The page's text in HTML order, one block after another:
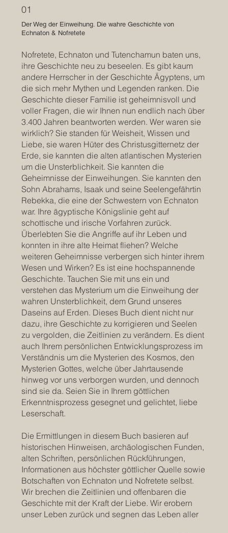
01
Der Weg der Einweihung. Die wahre Geschichte von
Echnaton & Nofretete
Nofretete, Echnaton und Tutenchamun baten uns,
ihre Geschichte neu zu beseelen. Es gibt kaum
andere Herrscher in der Geschichte Ägyptens, um
die sich mehr Mythen und Legenden ranken. Die
Geschichte dieser Familie ist geheimnisvoll und
voller Fragen, die wir Ihnen nun endlich nach über
3.400 Jahren beantworten werden. Wer waren sie
wirklich? Sie standen für Weisheit, Wissen und
Liebe, sie waren Hüter des Christusgitternetz der
Erde, sie kannten die alten atlantischen Mysterien
um die Unsterblichkeit. Sie kannten die
Geheimnisse der Einweihungen. Sie kannten den
Sohn Abrahams, Isaak und seine Seelengefährtin
Rebekka, die eine der Schwestern von Echnaton
war. Ihre ägyptische Königslinie geht auf
schottische und irische Vorfahren zurück.
Überlebten Sie die Angriffe auf ihr Leben und
konnten in ihre alte Heimat fliehen? Welche
weiteren Geheimnisse verbergen sich hinter ihrem
Wesen und Wirken? Es ist eine hochspannende
Geschichte. Tauchen Sie mit uns ein und
verstehen das Mysterium um die Einweihung der
wahren Unsterblichkeit, dem Grund unseres
Daseins auf Erden. Dieses Buch dient nicht nur
dazu, ihre Geschichte zu korrigieren und Seelen
zu vergolden, die Zeitlinien zu verändern. Es dient
auch Ihrem persönlichen Entwicklungsprozess im
Verständnis um die Mysterien des Kosmos, den
Mysterien Gottes, welche über Jahrtausende
hinweg vor uns verborgen wurden, und dennoch
sind sie da. Seien Sie in Ihrem göttlichen
Erkenntnisprozess gesegnet und gelichtet, liebe
Leserschaft.
Die Ermittlungen in diesem Buch basieren auf
historischen Hinweisen, archäologischen Funden,
alten Schriften, persönlichen Rückführungen,
Informationen aus höchster göttlicher Quelle sowie
Botschaften von Echnaton und Nofretete selbst.
Wir brechen die Zeitlinien und offenbaren die
Geschichte mit der Kraft der Liebe. Wir erobern
unser Leben zurück und segnen das Leben aller